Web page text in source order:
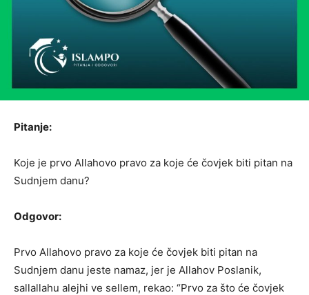
Pitanje:
Koje je prvo Allahovo pravo za koje će čovjek biti pitan na
Sudnjem danu?
Odgovor:
Prvo Allahovo pravo za koje će čovjek biti pitan na
Sudnjem danu jeste namaz, jer je Allahov Poslanik,
sallallahu alejhi ve sellem, rekao: “Prvo za što će čovjek